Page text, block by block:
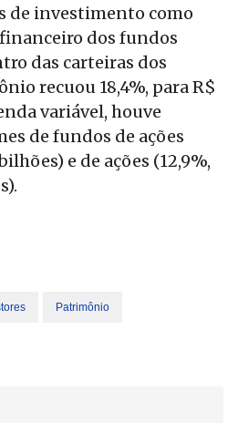
de investimento como
dos fundos
das carteiras dos
recuou 18,4%, para R$
variável, houve
de fundos de ações
e de ações (12,9%,
Patrimônio